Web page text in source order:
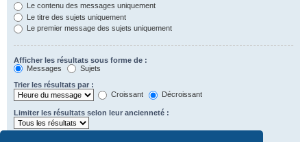
Le contenu des messages uniquement
Le titre des sujets uniquement
Le premier message des sujets uniquement
Afficher les résultats sous forme de :
Messages
Sujets
Trier les résultats par :
Croissant
Décroissant
Limiter les résultats selon leur ancienneté :